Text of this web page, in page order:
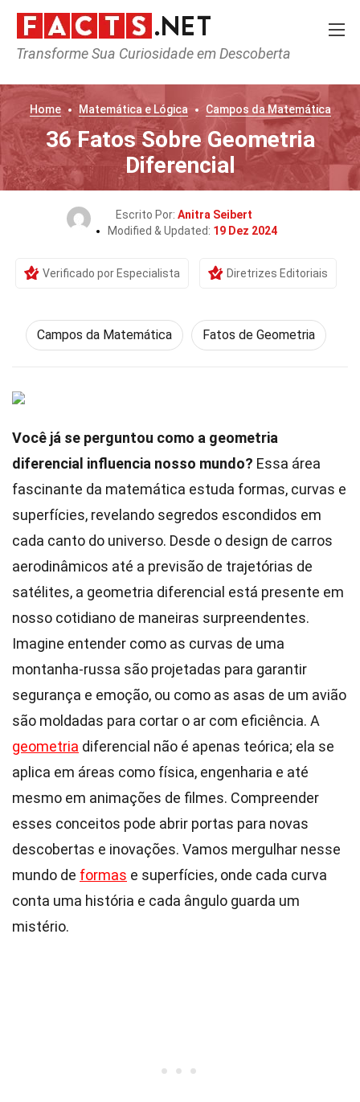
Transforme Sua Curiosidade em Descoberta
Home Matemática e Lógica Campos da Matemática
36 Fatos Sobre Geometria
Diferencial
Escrito Por: Anitra Seibert
Modified & Updated: 19 Dez 2024
Verificado por Especialista Diretrizes Editoriais
Campos da Matemática Fatos de Geometria
Você já se perguntou como a geometria
diferencial influencia nosso mundo? Essa área
fascinante da matemática estuda formas, curvas e
superfícies, revelando segredos escondidos em
cada canto do universo. Desde o design de carros
aerodinâmicos até a previsão de trajetórias de
satélites, a geometria diferencial está presente em
nosso cotidiano de maneiras surpreendentes.
Imagine entender como as curvas de uma
montanha-russa são projetadas para garantir
segurança e emoção, ou como as asas de um avião
são moldadas para cortar o ar com eficiência. A
geometria diferencial não é apenas teórica; ela se
aplica em áreas como física, engenharia e até
mesmo em animações de filmes. Compreender
esses conceitos pode abrir portas para novas
descobertas e inovações. Vamos mergulhar nesse
mundo de formas e superfícies, onde cada curva
conta uma história e cada ângulo guarda um
mistério.